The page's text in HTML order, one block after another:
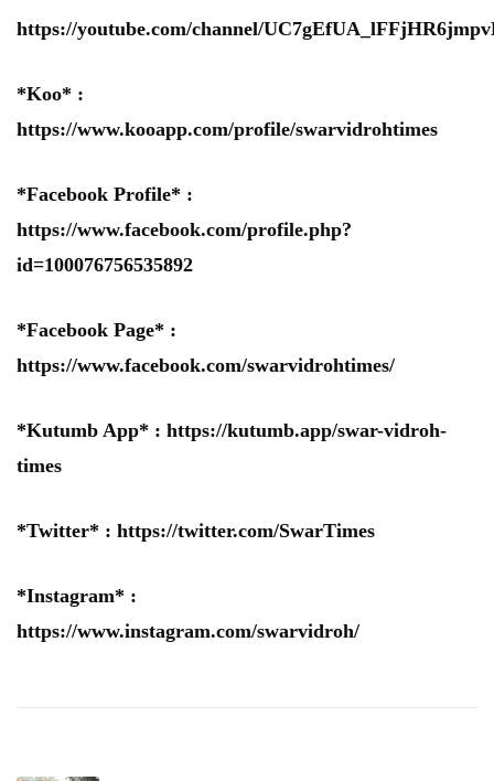
https://youtube.com/channel/
*Koo* :
https://www.kooapp.com/profile/swarvidrohtimes
*Facebook Profile* :
https://www.facebook.com/profile.php?
id=100076756535892
*Facebook Page* :
https://www.facebook.com/swarvidrohtimes/
*Kutumb App* : https://kutumb.app/swar-vidroh-
times
*Twitter* : https://twitter.com/SwarTimes
*Instagram* :
https://www.instagram.com/swarvidroh/